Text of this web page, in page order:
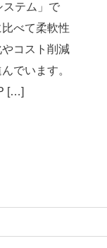
ステム」で
べて柔軟性
コスト削減
でいます。
[…]